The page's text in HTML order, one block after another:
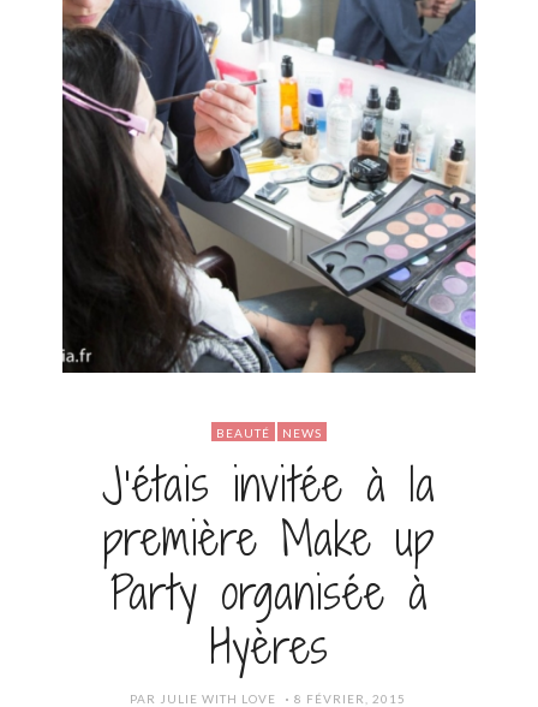
BEAUTÉ NEWS
J’étais invitée à la
première Make up
Party organisée à
Hyères
PAR JULIE WITH LOVE
POSTED
8 FÉVRIER, 2015